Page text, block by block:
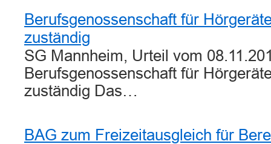
Berufsgenossenschaft für
zuständig
SG Mannheim, Urteil vom
Berufsgenossenschaft für
zuständig Das…
BAG zum Freizeitausgleich für